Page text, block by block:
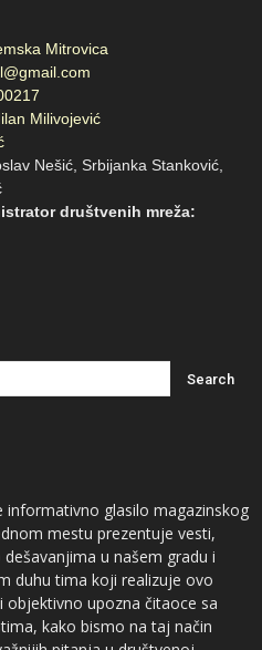
Mitrovica
Milivojević
Nešić, Srbijanka Stanković,
Katarina Nikolić
društvenih mreža:
informativno glasilo magazinskog
mestu prezentuje vesti,
u našem gradu i
duhu tima koji realizuje ovo
objektivno upozna čitaoce sa
kako bismo na taj način